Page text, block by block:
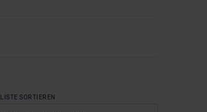
LISTE SORTIEREN